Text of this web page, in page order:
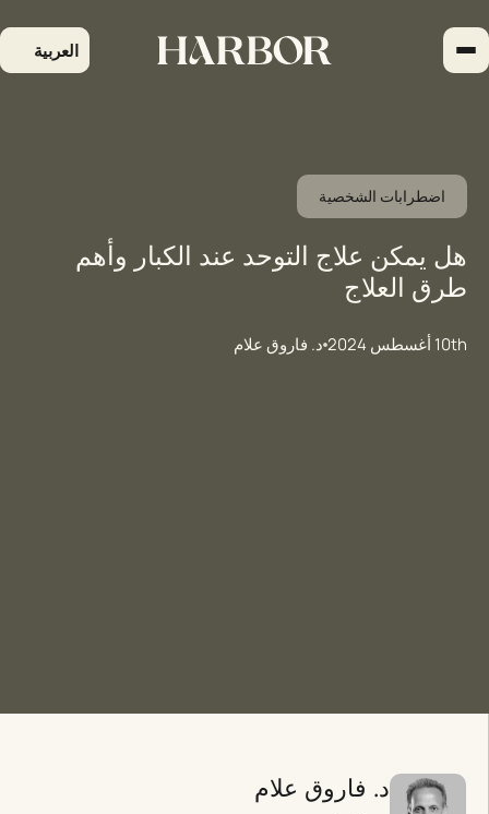
إلى
المحتوى
العربية
اضطرابات الشخصية
هل يمكن علاج التوحد عند الكبار وأهم
طرق العلاج
10th أغسطس 2024 د. فاروق علام
د. فاروق علام